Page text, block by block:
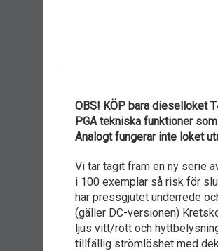
OBS! KÖP bara dieselloket
PGA tekniska funktioner
Analogt fungerar inte loket
Vi tar tagit fram en ny serie
i 100 exemplar så risk för
har pressgjutet underrede
(gäller DC-versionen)
ljus vitt/rött och
tillfällig strömlöshet med